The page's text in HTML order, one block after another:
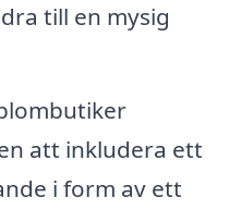
till en mysig
att inkludera ett
i form av ett